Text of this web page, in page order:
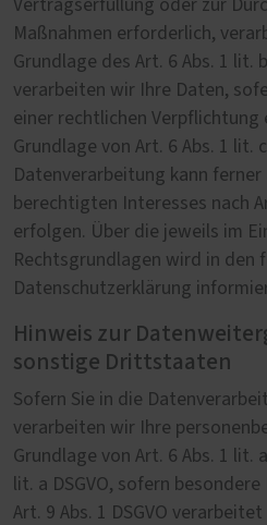
Vertragserfüllung oder zur
Maßnahmen erforderlich,
Grundlage des Art. 6 Abs. 1 lit.
verarbeiten wir Ihre Daten,
einer rechtlichen
Grundlage von Art. 6 Abs. 1 lit. c
Datenverarbeitung kann
berechtigten Interesses nach
erfolgen. Über die jeweils im
Rechtsgrundlagen wird in den
Datenschutzerklärung
Hinweis zur
sonstige Drittstaaten
Sofern Sie in die
verarbeiten wir Ihre
Grundlage von Art. 6 Abs. 1 lit.
lit. a DSGVO, sofern
Art. 9 Abs. 1 DSGVO